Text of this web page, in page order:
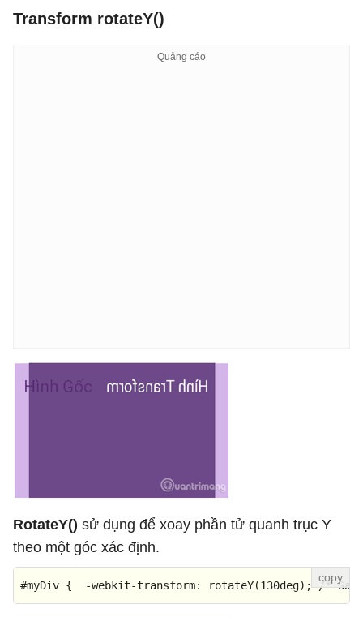
Transform rotateY()
RotateY() sử dụng để xoay phần tử quanh trục Y
theo một góc xác định.
#myDiv {  -webkit-transform: rotateY(130deg); /*